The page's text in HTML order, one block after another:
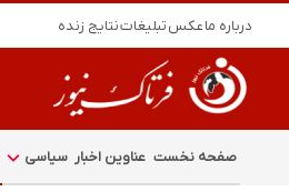
درباره ماعکستبلیغاتنتایج زنده
صفحه نخست عناوین اخبار سیاسی